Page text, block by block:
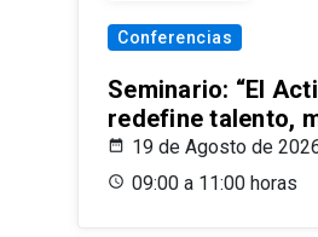
Conferencias
Seminario: “El
redefine talento,
19 de Agosto de
09:00 a 11:00 horas